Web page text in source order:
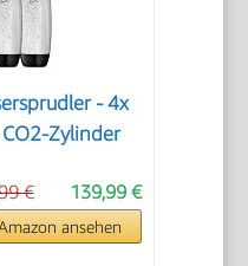
- 4x
Zylinder
139,99 €
€
ansehen